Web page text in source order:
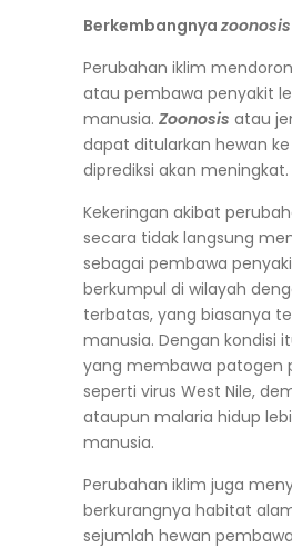
Berkembangnya zoonosis
Perubahan iklim
atau pembawa penyakit
manusia. Zoonosis atau
dapat ditularkan hewan
diprediksi akan meningkat.
Kekeringan akibat
secara tidak langsung
sebagai pembawa
berkumpul di wilayah
terbatas, yang biasanya
manusia. Dengan kondisi
yang membawa patogen
seperti virus West Nile,
ataupun malaria hidup
manusia.
Perubahan iklim juga
berkurangnya habitat
sejumlah hewan